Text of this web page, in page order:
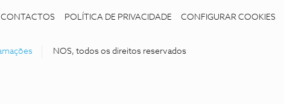
CONTACTOS POLÍTICA DE PRIVACIDADE CONFIGURAR COOKIES
NOS, todos os direitos reservados